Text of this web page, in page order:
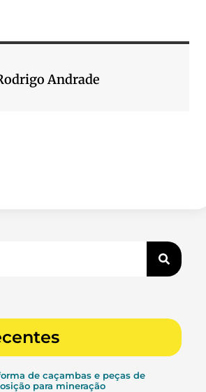
Andrade
de caçambas e peças de
para mineração